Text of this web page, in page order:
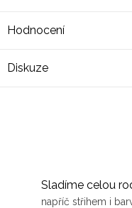
Hodnocení
Diskuze
Sladíme celou
napříč střihem i